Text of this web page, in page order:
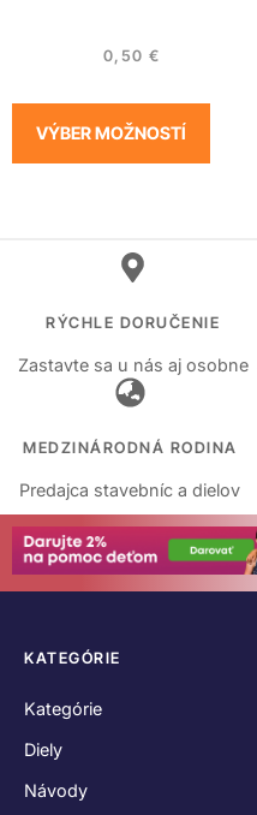
0,50 €
VÝBER MOŽNOSTÍ
RÝCHLE DORUČENIE
Zastavte sa u nás aj osobne
MEDZINÁRODNÁ RODINA
Predajca stavebníc a dielov
KATEGÓRIE
Kategórie
Diely
Návody